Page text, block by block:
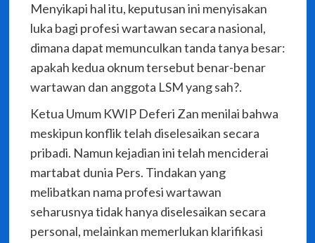
Menyikapi hal itu, keputusan ini menyisakan
luka bagi profesi wartawan secara nasional,
dimana dapat memunculkan tanda tanya besar:
apakah kedua oknum tersebut benar-benar
wartawan dan anggota LSM yang sah?.
Ketua Umum KWIP Deferi Zan menilai bahwa
meskipun konflik telah diselesaikan secara
pribadi. Namun kejadian ini telah menciderai
martabat dunia Pers. Tindakan yang
melibatkan nama profesi wartawan
seharusnya tidak hanya diselesaikan secara
personal, melainkan memerlukan klarifikasi